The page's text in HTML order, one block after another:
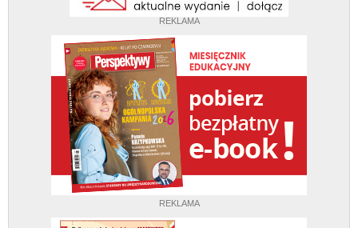
REKLAMA
REKLAMA